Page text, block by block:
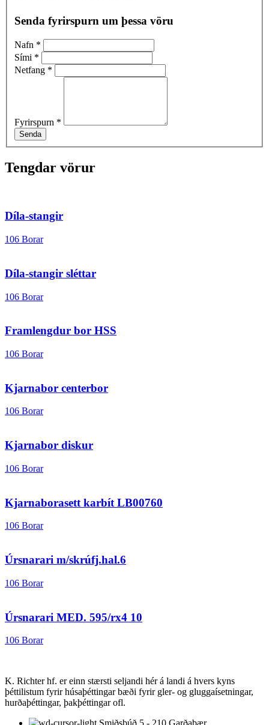
Senda fyrirspurn um þessa vöru
Nafn *
Sími *
Netfang *
Fyrirspurn *
Senda
Tengdar vörur
Díla-stangir
106 Borar
Díla-stangir sléttar
106 Borar
Framlengdur bor HSS
106 Borar
Kjarnabor centerbor
106 Borar
Kjarnabor diskur
106 Borar
Kjarnaborasett karbít LB00760
106 Borar
Úrsnarari m/skrúfj.hal.6
106 Borar
Úrsnarari MED. 595/rx4 10
106 Borar
K. Richter hf. er einn stærsti seljandi hér á landi á hvers kyns
þéttilistum fyrir húsaþéttingar bæði fyrir gler- og gluggaísetningar,
hurðaþéttingar, þakþéttingar ofl.